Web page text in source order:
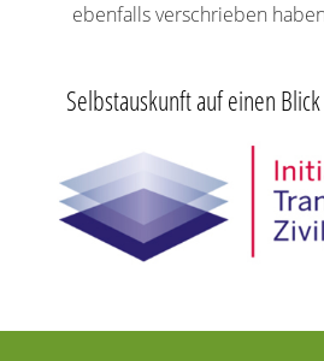
ebenfalls verschrieben
Selbstauskunft auf einen Blick